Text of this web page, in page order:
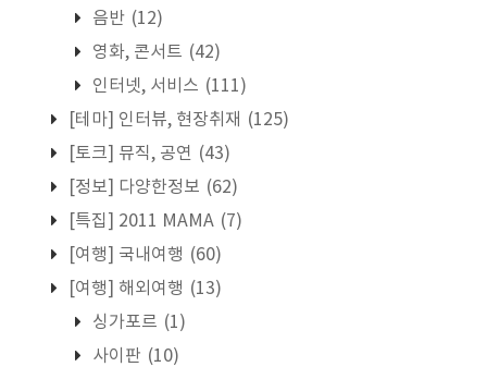
음반 (12)
영화, 콘서트 (42)
인터넷, 서비스 (111)
[테마] 인터뷰, 현장취재 (125)
[토크] 뮤직, 공연 (43)
[정보] 다양한정보 (62)
[특집] 2011 MAMA (7)
[여행] 국내여행 (60)
[여행] 해외여행 (13)
싱가포르 (1)
사이판 (10)